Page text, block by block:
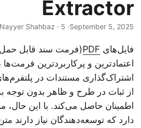
Extractor
September 5, 2025· Nayyer Shahbaz · 5 دقیقه
فایل‌هایPDF(فرمت سند قابل حمل)
اعتمادترین و پرکاربردترین فرمت‌ها
اشتراک‌گذاری مستندات در
از ثبات در طرح و ظاهر بدون توجه به
اطمینان حاصل می‌کند. با این حال،
دارد که توسعه‌دهندگان نیاز دارند